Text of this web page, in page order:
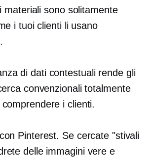
materiali sono solitamente
i tuoi clienti li usano
di dati contestuali rende gli
convenzionali totalmente
i clienti.
Pinterest. Se cercate "stivali
delle immagini vere e